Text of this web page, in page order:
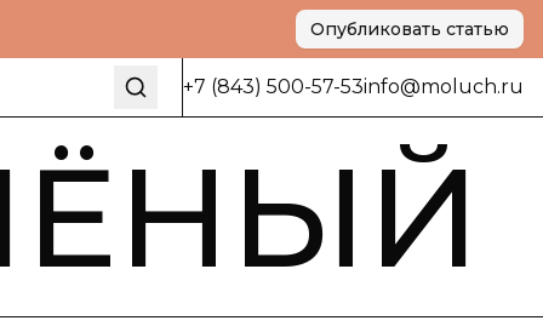
Опубликовать статью
+7 (843) 500-57-53info@moluch.ru